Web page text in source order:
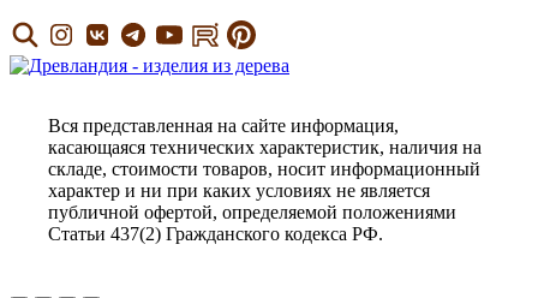
Вся представленная на сайте информация,
касающаяся технических характеристик, наличия на
складе, стоимости товаров, носит информационный
характер и ни при каких условиях не является
публичной офертой, определяемой положениями
Статьи 437(2) Гражданского кодекса РФ.